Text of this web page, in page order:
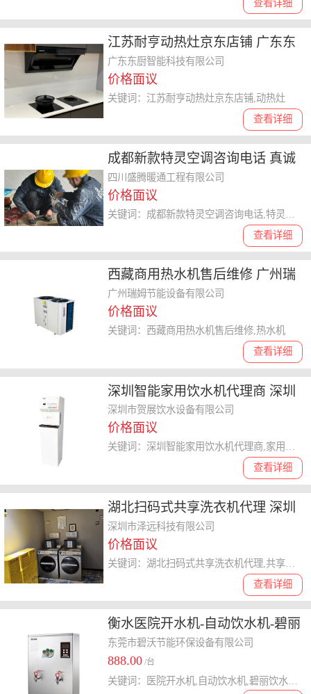
查看详细
江苏耐亨动热灶京东店铺 广东东
厨智能科技供应
广东东厨智能科技有限公司
价格面议
查看详细
关键词：江苏耐亨动热灶京东店铺,动热灶
成都新款特灵空调咨询电话 真诚
推荐 四川盛腾暖通工程供应
四川盛腾暖通工程有限公司
价格面议
查看详细
西藏商用热水机售后维修 广州瑞
姆节能设备供应
广州瑞姆节能设备有限公司
价格面议
查看详细
关键词：西藏商用热水机售后维修,热水机
深圳智能家用饮水机代理商 深圳
市贺展饮水设备供应
深圳市贺展饮水设备有限公司
价格面议
查看详细
关键词：深圳智能家用饮水机代理商,家用饮水机
湖北扫码式共享洗衣机代理 深圳
市泽远科技供应
深圳市泽远科技有限公司
价格面议
查看详细
衡水医院开水机-自动饮水机-碧丽
饮水机厂家电话
东莞市碧沃节能环保设备有限公司
888.00 /台